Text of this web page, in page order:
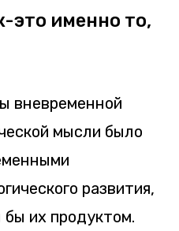
это именно то,
вневременной
мысли было
развития,
их продуктом.